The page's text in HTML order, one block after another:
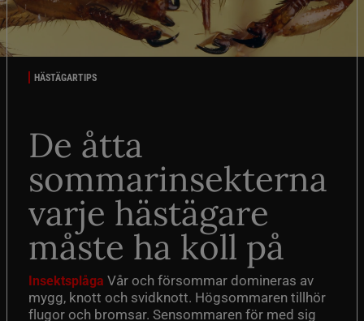
HÄSTÄGARTIPS
De åtta
sommarinsekterna
varje hästägare
måste ha koll på
Insektsplåga Vår och försommar domineras av
mygg, knott och svidknott. Högsommaren tillhör
flugor och bromsar. Sensommaren för med sig